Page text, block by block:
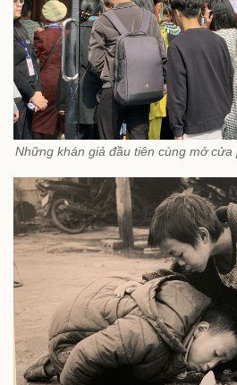
Những khán giả đầu tiên cùng mở